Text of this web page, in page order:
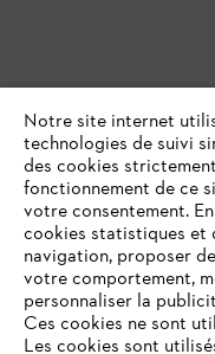
Notre site internet
technologies de suivi
des cookies
fonctionnement de ce
votre consentement.
cookies statistiques
navigation, proposer
votre comportement,
personnaliser la
Ces cookies ne sont
Les cookies sont